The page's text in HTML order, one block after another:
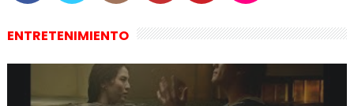
ENTRETENIMIENTO